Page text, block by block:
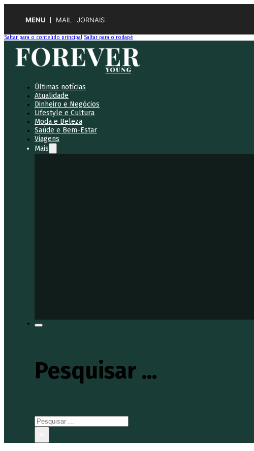
MENU MAIL JORNAIS
Saltar para o conteúdo principal Saltar para o rodapé
Últimas notícias
Atualidade
Dinheiro e Negócios
Lifestyle e Cultura
Moda e Beleza
Saúde e Bem-Estar
Viagens
Mais
Pesquisar ...
Pesquisar